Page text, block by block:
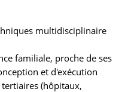
multidisciplinaire
familiale, proche de ses
et d'exécution
(hôpitaux,